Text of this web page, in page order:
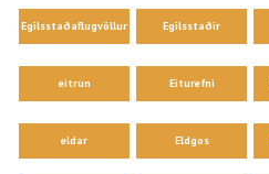
Egilsstaðaflugvöllur Egilsstaðir
eitrun Eiturefni
eldar Eldgos